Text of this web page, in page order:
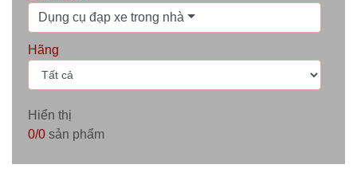
Dụng cụ đạp xe trong nhà
Hãng
Hiển thị
0/0 sản phẩm